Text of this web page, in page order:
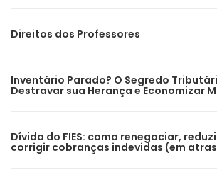
Direitos dos Professores
Inventário Parado? O Segredo
Destravar sua Herança e Economizar
Dívida do FIES: como renegociar,
corrigir cobranças indevidas (em